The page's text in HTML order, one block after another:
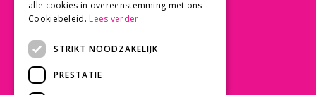
SERVICE
alle cookies in overeenstemming met ons
Cookiebeleid. Lees verder
STRIKT NOODZAKELIJK
PRESTATIE